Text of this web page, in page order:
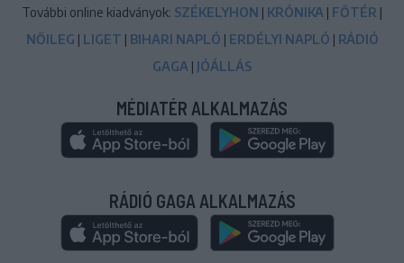
További online kiadványok: SZÉKELYHON | KRÓNIKA | FŐTÉR |
NŐILEG | LIGET | BIHARI NAPLÓ | ERDÉLYI NAPLÓ | RÁDIÓ
GAGA | JÓÁLLÁS
MÉDIATÉR ALKALMAZÁS
RÁDIÓ GAGA ALKALMAZÁS